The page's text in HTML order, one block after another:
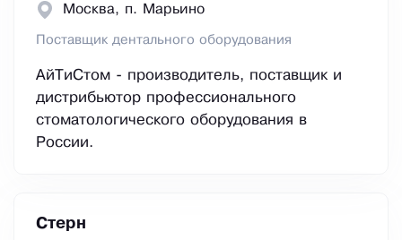
Москва, п. Марьино
Поставщик дентального оборудования
АйТиСтом - производитель, поставщик и
дистрибьютор профессионального
стоматологического оборудования в
России.
Стерн